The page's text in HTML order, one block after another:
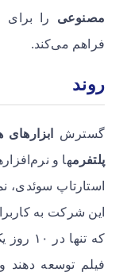
مصنوعی را برای
فراهم می‌کند.
روند
گسترش
پلتفرمها و
استارتاپ
این شرکت به
که